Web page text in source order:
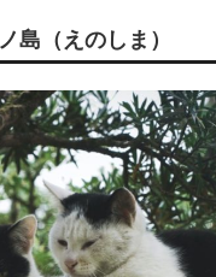
（えのしま）